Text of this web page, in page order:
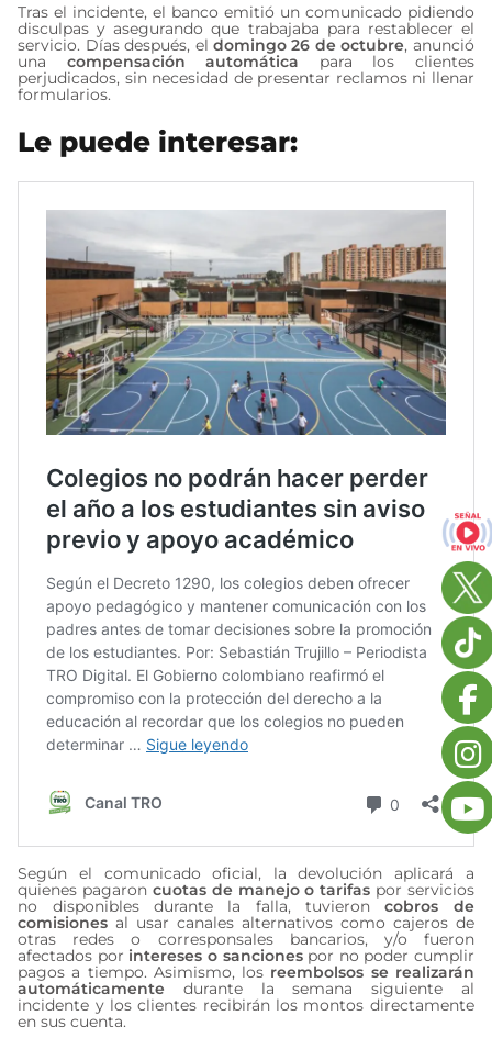
Tras el incidente, el banco emitió un comunicado pidiendo
disculpas y asegurando que trabajaba para restablecer el
servicio. Días después, el domingo 26 de octubre, anunció
una compensación automática para los clientes
perjudicados, sin necesidad de presentar reclamos ni llenar
formularios.
Le puede interesar:
Según el comunicado oficial, la devolución aplicará a
quienes pagaron cuotas de manejo o tarifas por servicios
no disponibles durante la falla, tuvieroncobros de
comisiones al usar canales alternativos como cajeros de
otras redes o corresponsales bancarios, y/o fueron
afectados por intereses o sancionespor no poder cumplir
pagos a tiempo. Asimismo, los reembolsos se realizarán
automáticamente durante la semana siguiente al
incidente y los clientes recibirán los montos directamente
en sus cuenta.